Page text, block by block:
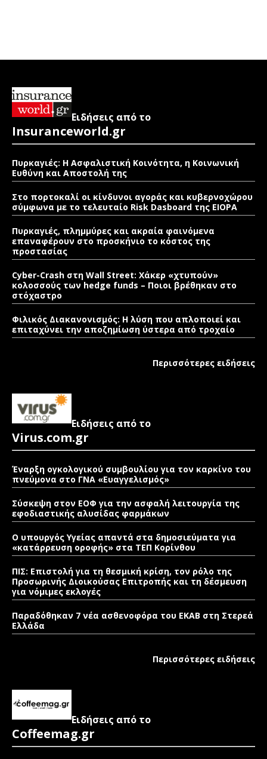
Ειδήσεις από το
Insuranceworld.gr
Πυρκαγιές: Η Ασφαλιστική Κοινότητα, η Κοινωνική
Ευθύνη και Αποστολή της
Στο πορτοκαλί οι κίνδυνοι αγοράς και κυβερνοχώρου
σύμφωνα με το τελευταίο Risk Dasboard της EIOPA
Πυρκαγιές, πλημμύρες και ακραία φαινόμενα
επαναφέρουν στο προσκήνιο το κόστος της
προστασίας
Cyber-Crash στη Wall Street: Χάκερ «χτυπούν»
κολοσσούς των hedge funds – Ποιοι βρέθηκαν στο
στόχαστρο
Φιλικός Διακανονισμός: Η λύση που απλοποιεί και
επιταχύνει την αποζημίωση ύστερα από τροχαίο
Περισσότερες ειδήσεις
Ειδήσεις από το
Virus.com.gr
Έναρξη ογκολογικού συμβουλίου για τον καρκίνο του
πνεύμονα στο ΓΝΑ «Ευαγγελισμός»
Σύσκεψη στον ΕΟΦ για την ασφαλή λειτουργία της
εφοδιαστικής αλυσίδας φαρμάκων
Ο υπουργός Υγείας απαντά στα δημοσιεύματα για
«κατάρρευση οροφής» στα ΤΕΠ Κορίνθου
ΠΙΣ: Επιστολή για τη θεσμική κρίση, τον ρόλο της
Προσωρινής Διοικούσας Επιτροπής και τη δέσμευση
για νόμιμες εκλογές
Παραδόθηκαν 7 νέα ασθενοφόρα του ΕΚΑΒ στη Στερεά
Ελλάδα
Περισσότερες ειδήσεις
Ειδήσεις από το
Coffeemag.gr